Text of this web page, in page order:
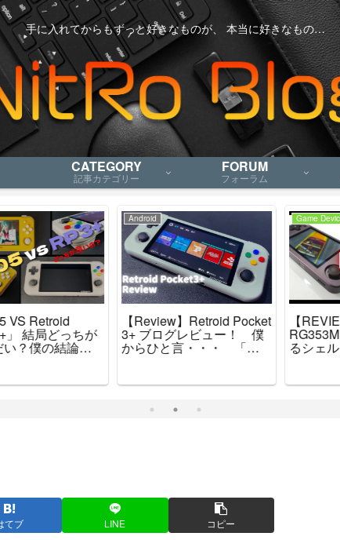
手に入れてからもずっと好きなものが、 本当に好きなもの…
CATEGORY
記事カテゴリー
FORUM
フォーラム
Game Device
【REVIEW】ANBERNIC
RG353M 最高傑作と言え
るシェルを纏ったレトロ
買っても後悔しない！ ハ
ンドヘルド・エミュレー
タゲーム機 ５機種
てブ LINE コピー